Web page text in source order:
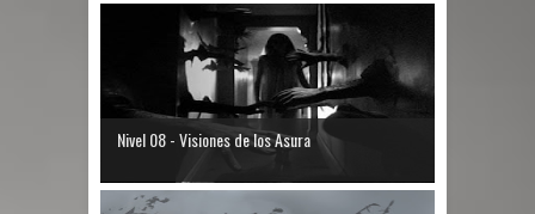
Nivel 08 - Visiones de los Asura